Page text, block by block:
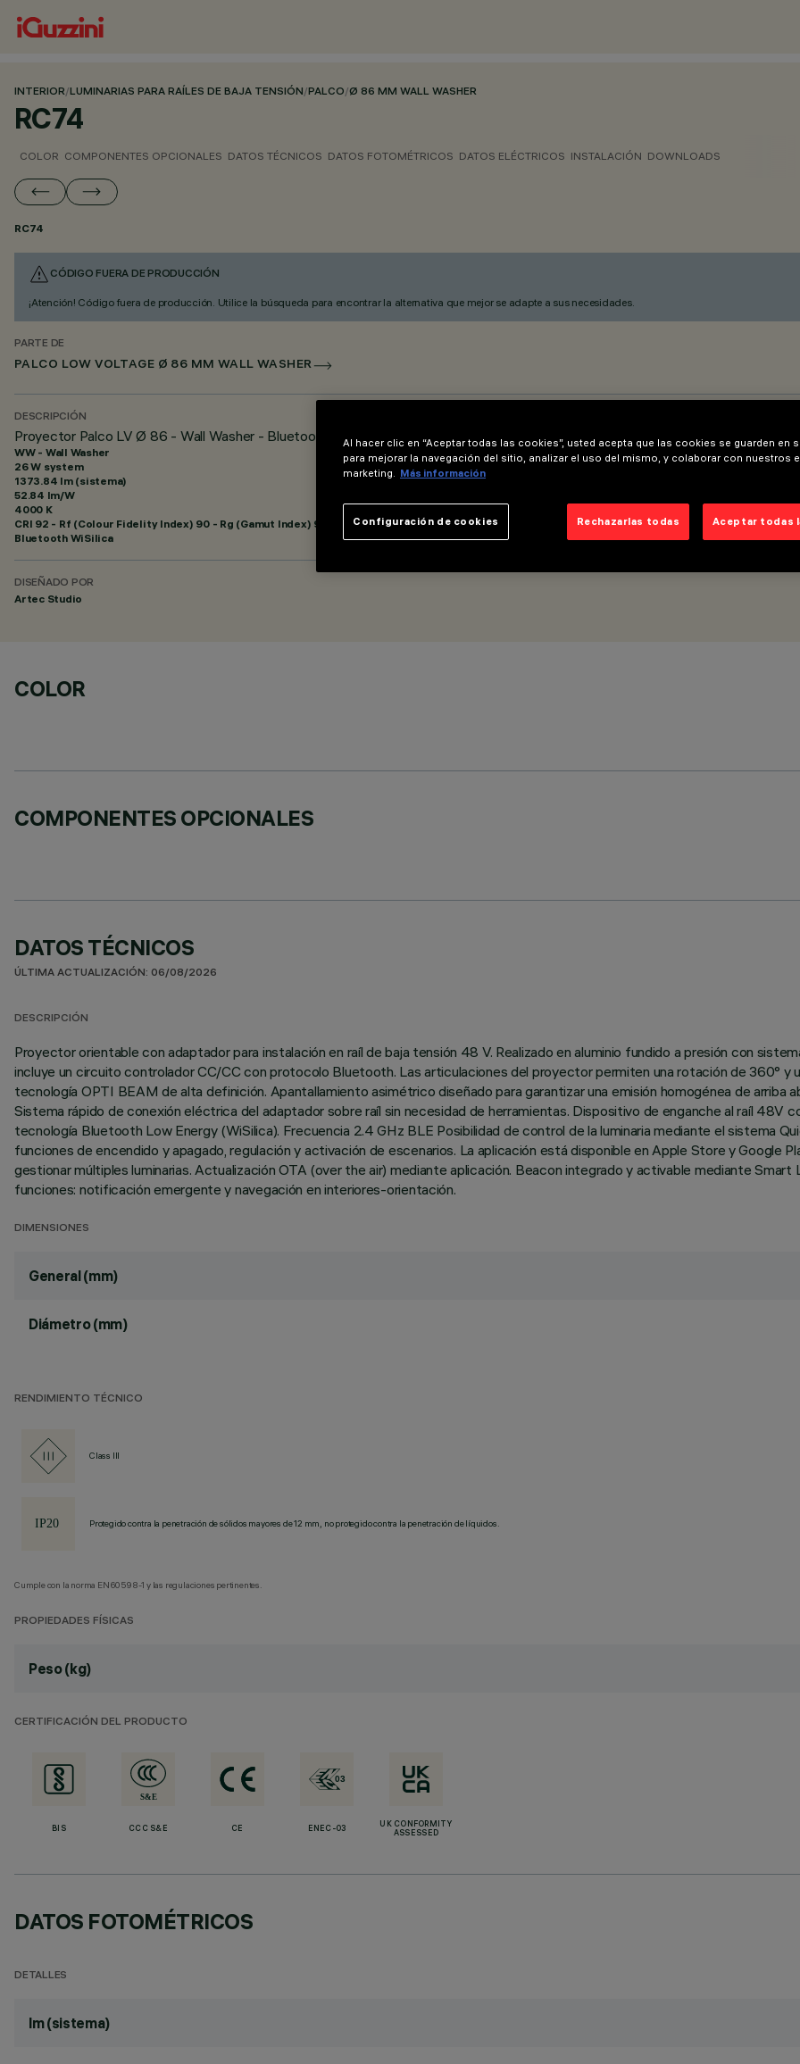
INTERIOR/LUMINARIAS PARA RAÍLES DE BAJA TENSIÓN/PALCO/Ø 86 MM WALL WASHER
RC74
COLOR COMPONENTES OPCIONALES DATOS TÉCNICOS DATOS FOTOMÉTRICOS DATOS ELÉCTRICOS INSTALACIÓN DOWNLOADS
RC74
CÓDIGO FUERA DE PRODUCCIÓN
¡Atención! Código fuera de producción. Utilice la búsqueda para encontrar la alternativa que mejor se adapte a sus necesidades.
PARTE DE
PALCO LOW VOLTAGE Ø 86 MM WALL WASHER
DESCRIPCIÓN
Proyector Palco LV Ø 86 - Wall Washer - Bluetooth
WW - Wall Washer
26 W system
1373.84 lm (sistema)
52.84 lm/W
4000 K
CRI 92 - Rf (Colour Fidelity Index) 90 - Rg (Gamut Index) 98
Bluetooth WiSilica
DISEÑADO POR
Artec Studio
COLOR
COMPONENTES OPCIONALES
DATOS TÉCNICOS
ÚLTIMA ACTUALIZACIÓN: 06/08/2026
DESCRIPCIÓN
Proyector orientable con adaptador para instalación en raíl de baja tensión 48 V. Realizado en aluminio fundido a presión con
incluye un circuito controlador CC/CC con protocolo Bluetooth. Las articulaciones del proyector permiten una rotación de 360° y
tecnología OPTI BEAM de alta definición. Apantallamiento asimétrico diseñado para garantizar una emisión homogénea de arriba
Sistema rápido de conexión eléctrica del adaptador sobre raíl sin necesidad de herramientas. Dispositivo de enganche al raíl 48V
tecnología Bluetooth Low Energy (WiSilica). Frecuencia 2.4 GHz BLE Posibilidad de control de la luminaria mediante el sistema
funciones de encendido y apagado, regulación y activación de escenarios. La aplicación está disponible en Apple Store y Google
gestionar múltiples luminarias. Actualización OTA (over the air) mediante aplicación. Beacon integrado y activable mediante
funciones: notificación emergente y navegación en interiores-orientación.
DIMENSIONES
General (mm)
Diámetro (mm)
RENDIMIENTO TÉCNICO
Class III
Protegido contra la penetración de sólidos mayores de 12 mm, no protegido contra la penetración de líquidos.
Cumple con la norma EN60598-1 y las regulaciones pertinentes.
PROPIEDADES FÍSICAS
Peso (kg)
CERTIFICACIÓN DEL PRODUCTO
BIS CCC S&E CE ENEC-03
UK CONFORMITY
ASSESSED
DATOS FOTOMÉTRICOS
DETALLES
lm (sistema)
Al hacer clic en “Aceptar todas las cookies”, usted acepta que las cookies se guarden en
para mejorar la navegación del sitio, analizar el uso del mismo, y colaborar con nuestros
marketing. Más información
Rechazarlas todas Aceptar todas
Configuración de cookies